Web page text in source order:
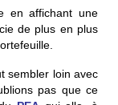
en affichant une
de plus en plus
sembler loin avec
pas que ce